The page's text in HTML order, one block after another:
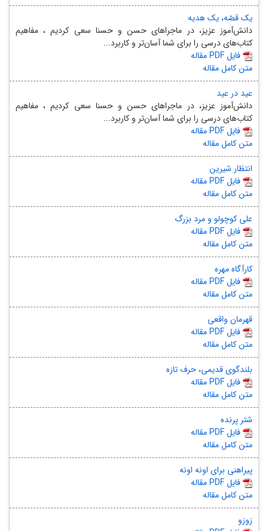
یک قصّه، یک هدیه
دانش‌آموز عزیز، در ماجراهای حسن و حسنا سعی کردیم ، مفاهیم
کتاب‌های درسی را برای شما آسان‌تر و کاربرد...
مقاله PDF فایل
متن کامل مقاله
عید در عید
دانش‌آموز عزیز، در ماجراهای حسن و حسنا سعی کردیم ، مفاهیم
کتاب‌های درسی را برای شما آسان‌تر و کاربرد...
مقاله PDF فایل
متن کامل مقاله
انتظار شیرین
مقاله PDF فایل
متن کامل مقاله
علی کوچولو و مرد بزرگ
مقاله PDF فایل
متن کامل مقاله
کارآگاه مهره
مقاله PDF فایل
متن کامل مقاله
قهرمان واقعی
مقاله PDF فایل
متن کامل مقاله
بلندگوی قدیمی، حرف تازه
مقاله PDF فایل
متن کامل مقاله
شتر پرنده
مقاله PDF فایل
متن کامل مقاله
پیراهنی برای اونه اونه
مقاله PDF فایل
متن کامل مقاله
زوزو